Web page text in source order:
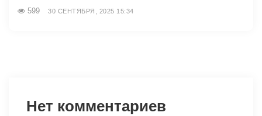
599 30 СЕНТЯБРЯ, 2025 15:34
Нет комментариев